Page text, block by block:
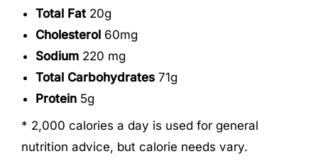
Total Fat20g
Cholesterol 60mg
Sodium 220 mg
Total Carbohydrates 71g
Protein 5g
* 2,000 calories a day is used for general
nutrition advice, but calorie needs vary.